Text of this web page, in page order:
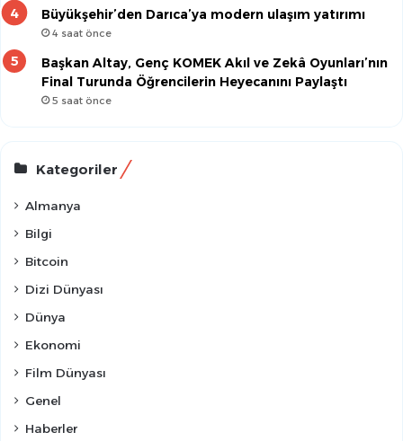
Büyükşehir’den Darıca’ya modern ulaşım yatırımı
4 saat önce
Başkan Altay, Genç KOMEK Akıl ve Zekâ Oyunları’nın
Final Turunda Öğrencilerin Heyecanını Paylaştı
5 saat önce
Kategoriler
Almanya
Bilgi
Bitcoin
Dizi Dünyası
Dünya
Ekonomi
Film Dünyası
Genel
Haberler